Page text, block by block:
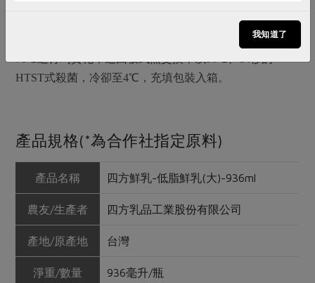
生乳利用預冷設備，將生乳降至4℃，透過板式熱交換，
升溫至85℃、6分鐘進行殺菌，透過板式熱交換，降溫至
HTST式殺菌，冷卻至4℃，充填包裝入箱。
產品規格(*為合作社指定原料)
產品名稱 四方鮮乳-低脂鮮乳(大)-936ml
農友/生產者 四方乳品工業股份有限公司
產地/原產地 台灣
淨重/數量 936毫升/瓶
我知道了